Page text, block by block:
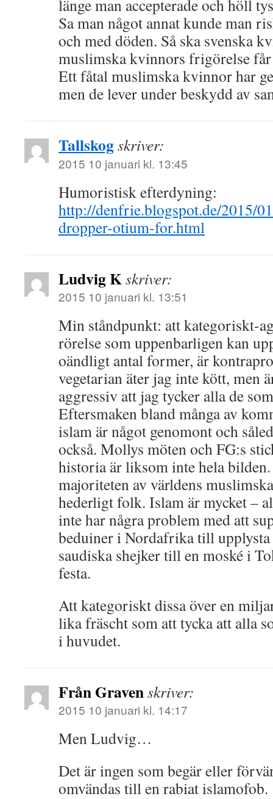
länge man accepterade och höll
Sa man något annat kunde man
och med döden. Så ska svenska
muslimska kvinnors frigörelse får
Ett fåtal muslimska kvinnor har
men de lever under beskydd av
Tallskogskriver:
2015 10 januari kl. 13:45
Humoristisk efterdyning:
http://denfrie.blogspot.de/2015/
dropper-otium-for.html
Ludvig Kskriver:
2015 10 januari kl. 13:51
Min ståndpunkt: att kategoriskt-
rörelse som uppenbarligen kan
oändligt antal former, är
vegetarian äter jag inte kött, men
aggressiv att jag tycker alla de
Eftersmaken bland många av
islam är något genomont och
också. Mollys möten och FG:s
historia är liksom inte hela
majoriteten av världens
hederligt folk. Islam är mycket –
inte har några problem med att
beduiner i Nordafrika till
saudiska shejker till en moské i
festa.
Att kategoriskt dissa över en
lika fräscht som att tycka att alla
i huvudet.
Från Gravenskriver:
2015 10 januari kl. 14:17
Men Ludvig…
Det är ingen som begär eller
omvändas till en rabiat islamofob.